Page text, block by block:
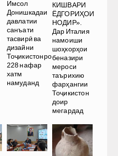
Имсол
Донишкадаи
давлатии
санъати
тасвирӣ ва
дизайни
Тоҷикистонро
228 нафар
хатм
намуданд
КИШВАРИ
ЁДГОРИҲОИ
НОДИР».
Дар Италия
намоиши
шоҳкорҳои
беназири
мероси
таърихию
фарҳангии
Тоҷикистон
доир
мегардад